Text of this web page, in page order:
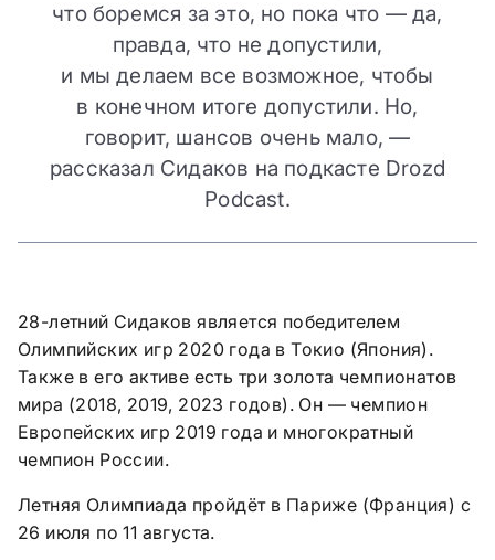
что боремся за это, но пока что — да,
правда, что не допустили,
и мы делаем все возможное, чтобы
в конечном итоге допустили. Но,
говорит, шансов очень мало, —
рассказал Сидаков на подкасте Drozd
Podcast.
28-летний Сидаков является победителем
Олимпийских игр 2020 года в Токио (Япония).
Также в его активе есть три золота чемпионатов
мира (2018, 2019, 2023 годов). Он — чемпион
Европейских игр 2019 года и многократный
чемпион России.
Летняя Олимпиада пройдёт в Париже (Франция) с
26 июля по 11 августа.